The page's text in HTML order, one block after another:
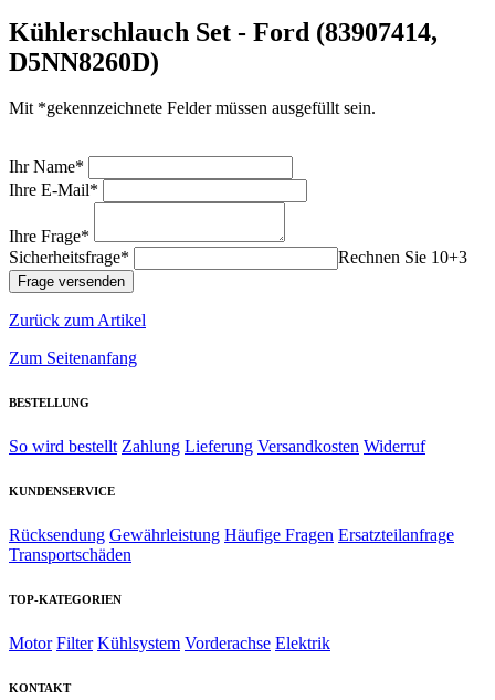
Kühlerschlauch Set - Ford (83907414,
D5NN8260D)
Mit *gekennzeichnete Felder müssen ausgefüllt sein.
Ihr Name*
Ihre E-Mail*
Ihre Frage*
Sicherheitsfrage*
Rechnen Sie 10+3
Zurück zum Artikel
Zum Seitenanfang
BESTELLUNG
So wird bestellt Zahlung Lieferung Versandkosten Widerruf
KUNDENSERVICE
Rücksendung Gewährleistung Häufige Fragen Ersatzteilanfrage
Transportschäden
TOP-KATEGORIEN
Motor Filter Kühlsystem Vorderachse Elektrik
KONTAKT